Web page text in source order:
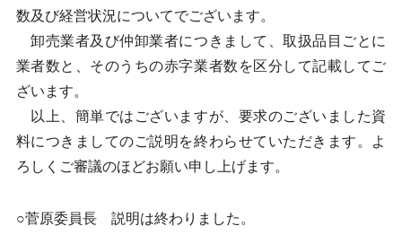
数及び経営状況についてでございます。
卸売業者及び仲卸業者につきまして、取扱品目ごとに
業者数と、そのうちの赤字業者数を区分して記載してご
ざいます。
以上、簡単ではございますが、要求のございました資
料につきましてのご説明を終わらせていただきます。よ
ろしくご審議のほどお願い申し上げます。
○菅原委員長 説明は終わりました。